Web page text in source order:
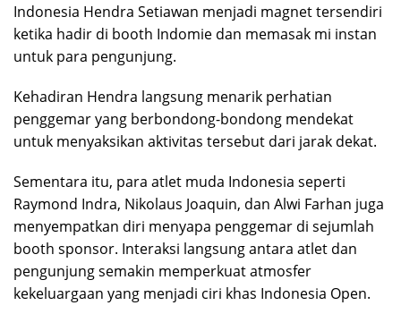
Indonesia Hendra Setiawan menjadi magnet tersendiri
ketika hadir di booth Indomie dan memasak mi instan
untuk para pengunjung.
Kehadiran Hendra langsung menarik perhatian
penggemar yang berbondong-bondong mendekat
untuk menyaksikan aktivitas tersebut dari jarak dekat.
Sementara itu, para atlet muda Indonesia seperti
Raymond Indra, Nikolaus Joaquin, dan Alwi Farhan juga
menyempatkan diri menyapa penggemar di sejumlah
booth sponsor. Interaksi langsung antara atlet dan
pengunjung semakin memperkuat atmosfer
kekeluargaan yang menjadi ciri khas Indonesia Open.